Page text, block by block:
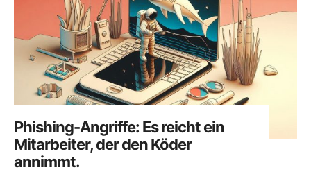
Phishing-Angriffe: Es reicht ein
Mitarbeiter, der den Köder
annimmt.